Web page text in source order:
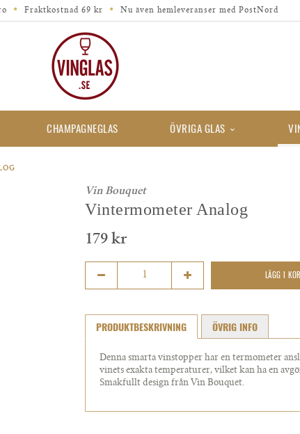
Fraktkostnad 69 kr Nu även hemleveranser med PostNord
CHAMPAGNEGLAS ÖVRIGA GLAS
Vin Bouquet
Vintermometer Analog
179 kr
LÄGG I
PRODUKTBESKRIVNING ÖVRIG INFO
Denna smarta vinstopper har en termometer
vinets exakta temperaturer, vilket kan ha en
Smakfullt design från Vin Bouquet.